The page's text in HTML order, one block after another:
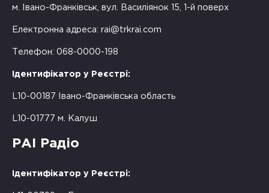
м. Івано-Франківськ, вул. Василіянок 15, 1-й поверх
Електронна адреса: rai@trkrai.com
Телефон: 068-0000-198
Ідентифікатор у Реєстрі:
L10-00187 Івано-Франківська область
L10-01777 м. Калуш
РАІ Радіо
Ідентифікатор у Реєстрі: